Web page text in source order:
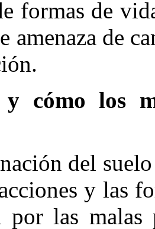
formas de
amenaza de
cómo los
del
y las
por las malas